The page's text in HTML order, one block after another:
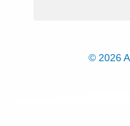
© 2026